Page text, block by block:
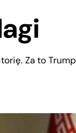
Za to Trump